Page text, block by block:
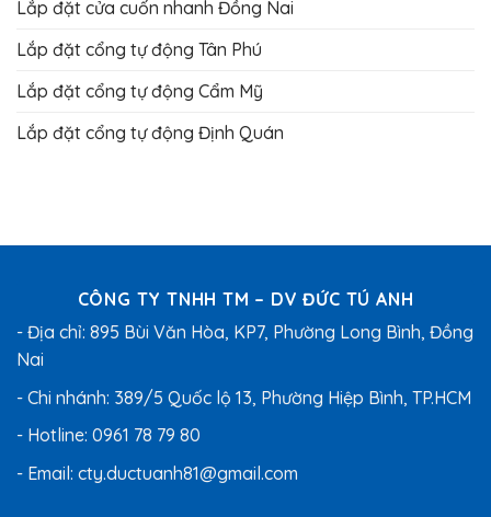
Lắp đặt cửa cuốn nhanh Đồng Nai
Lắp đặt cổng tự động Tân Phú
Lắp đặt cổng tự động Cẩm Mỹ
Lắp đặt cổng tự động Định Quán
CÔNG TY TNHH TM – DV ĐỨC TÚ ANH
- Địa chỉ: 895 Bùi Văn Hòa, KP7, Phường Long Bình, Đồng
Nai
- Chi nhánh: 389/5 Quốc lộ 13, Phường Hiệp Bình, TP.HCM
- Hotline: 0961 78 79 80
- Email: cty.ductuanh81@gmail.com